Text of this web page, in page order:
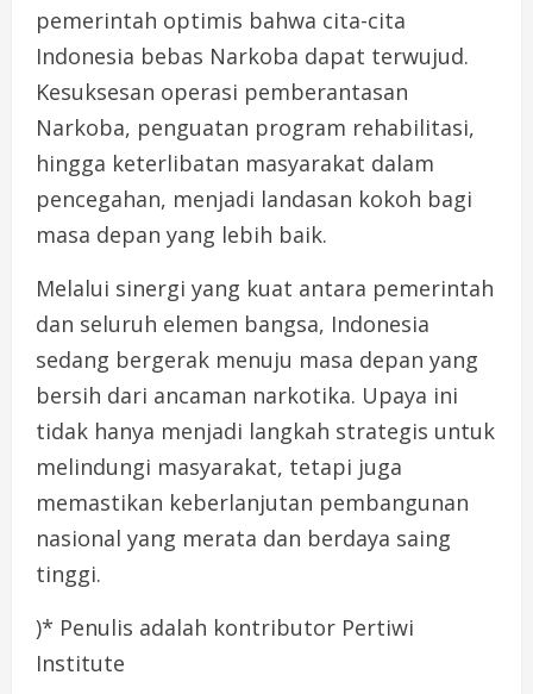
pemerintah optimis bahwa cita-cita
Indonesia bebas Narkoba dapat terwujud.
Kesuksesan operasi pemberantasan
Narkoba, penguatan program rehabilitasi,
hingga keterlibatan masyarakat dalam
pencegahan, menjadi landasan kokoh bagi
masa depan yang lebih baik.
Melalui sinergi yang kuat antara pemerintah
dan seluruh elemen bangsa, Indonesia
sedang bergerak menuju masa depan yang
bersih dari ancaman narkotika. Upaya ini
tidak hanya menjadi langkah strategis untuk
melindungi masyarakat, tetapi juga
memastikan keberlanjutan pembangunan
nasional yang merata dan berdaya saing
tinggi.
)* Penulis adalah kontributor Pertiwi
Institute